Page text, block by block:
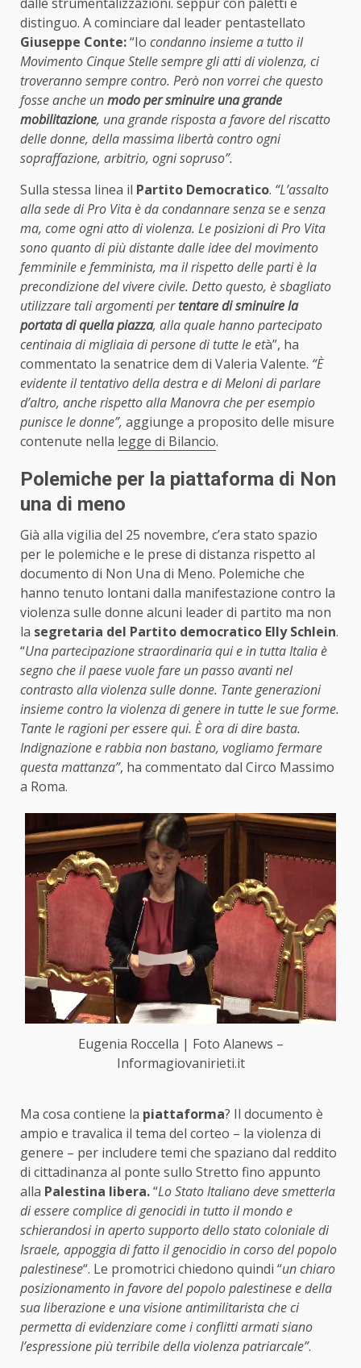
dalle strumentalizzazioni. seppur con paletti e
distinguo. A cominciare dal leader pentastellato
Giuseppe Conte:“Io condanno insieme a tutto il
Movimento Cinque Stelle sempre gli atti di violenza, ci
troveranno sempre contro. Però non vorrei che questo
fosse anche unmodo per sminuire una grande
mobilitazione, una grande risposta a favore del riscatto
delle donne, della massima libertà contro ogni
sopraffazione, arbitrio, ogni sopruso”.
Sulla stessa linea il Partito Democratico. “L’assalto
alla sede di Pro Vita è da condannare senza se e senza
ma, come ogni atto di violenza. Le posizioni di Pro Vita
sono quanto di più distante dalle idee del movimento
femminile e femminista, ma il rispetto delle parti è la
precondizione del vivere civile. Detto questo, è sbagliato
utilizzare tali argomenti pertentare di sminuire la
portata di quella piazza, alla quale hanno partecipato
centinaia di migliaia di persone di tutte le età”, ha
commentato la senatrice dem di Valeria Valente. “È
evidente il tentativo della destra e di Meloni di parlare
d’altro, anche rispetto alla Manovra che per esempio
punisce le donne”, aggiunge a proposito delle misure
contenute nella legge di Bilancio.
Polemiche per la piattaforma di Non
una di meno
Già alla vigilia del 25 novembre, c’era stato spazio
per le polemiche e le prese di distanza rispetto al
documento di Non Una di Meno. Polemiche che
hanno tenuto lontani dalla manifestazione contro la
violenza sulle donne alcuni leader di partito ma non
la segretaria del Partito democratico Elly Schlein.
“Una partecipazione straordinaria qui e in tutta Italia è
segno che il paese vuole fare un passo avanti nel
contrasto alla violenza sulle donne. Tante generazioni
insieme contro la violenza di genere in tutte le sue forme.
Tante le ragioni per essere qui. È ora di dire basta.
Indignazione e rabbia non bastano, vogliamo fermare
questa mattanza”, ha commentato dal Circo Massimo
a Roma.
Eugenia Roccella | Foto Alanews –
Informagiovanirieti.it
Ma cosa contiene la piattaforma? Il documento è
ampio e travalica il tema del corteo – la violenza di
genere – per includere temi che spaziano dal reddito
di cittadinanza al ponte sullo Stretto fino appunto
alla Palestina libera.“Lo Stato Italiano deve smetterla
di essere complice di genocidi in tutto il mondo e
schierandosi in aperto supporto dello stato coloniale di
Israele, appoggia di fatto il genocidio in corso del popolo
palestinese“. Le promotrici chiedono quindi “un chiaro
posizionamento in favore del popolo palestinese e della
sua liberazione e una visione antimilitarista che ci
permetta di evidenziare come i conflitti armati siano
l’espressione più terribile della violenza patriarcale”.